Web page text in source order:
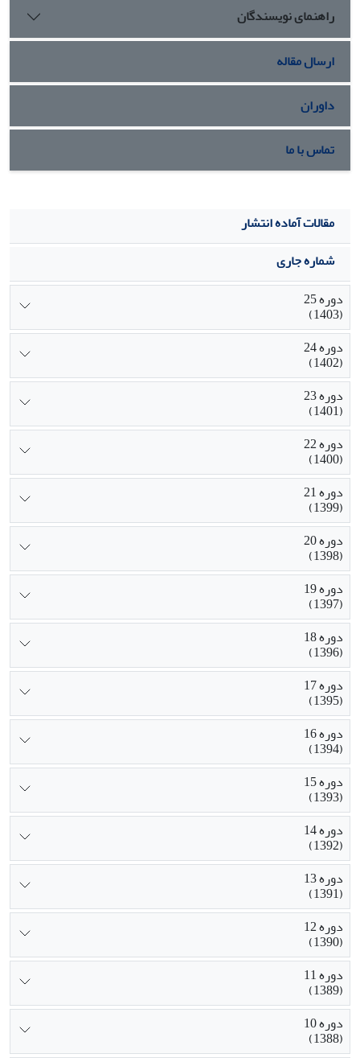
راهنمای نویسندگان
ارسال مقاله
داوران
تماس با ما
مقالات آماده انتشار
شماره جاری
دوره 25
(1403)
دوره 24
(1402)
دوره 23
(1401)
دوره 22
(1400)
دوره 21
(1399)
دوره 20
(1398)
دوره 19
(1397)
دوره 18
(1396)
دوره 17
(1395)
دوره 16
(1394)
دوره 15
(1393)
دوره 14
(1392)
دوره 13
(1391)
دوره 12
(1390)
دوره 11
(1389)
دوره 10
(1388)